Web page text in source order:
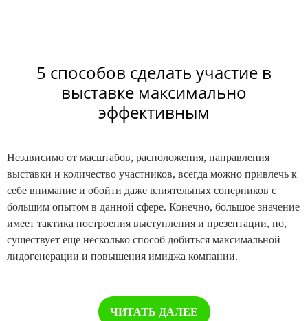
5 способов сделать участие в
выставке максимально
эффективным
Независимо от масштабов, расположения, направления
выставки и количество участников, всегда можно привлечь к
себе внимание и обойти даже влиятельных соперников с
большим опытом в данной сфере. Конечно, большое значение
имеет тактика построения выступления и презентации, но,
существует еще несколько способ добиться максимальной
лидогенерации и повышения имиджа компании.
ЧИТАТЬ ДАЛЕЕ